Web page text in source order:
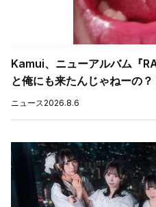
Kamui、ニューアルバム『
と俺にも来たんじゃねーの？
ニュース2026.8.6